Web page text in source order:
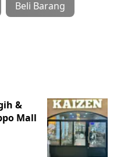
Beli Barang
&
Mall